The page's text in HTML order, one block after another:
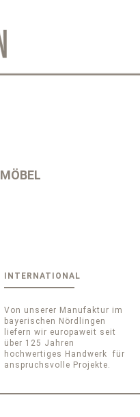
MÖBEL
INTERNATIONAL
Von unserer Manufaktur im
bayerischen Nördlingen
liefern wir europaweit seit
über 125 Jahren
hochwertiges Handwerk für
anspruchsvolle Projekte.